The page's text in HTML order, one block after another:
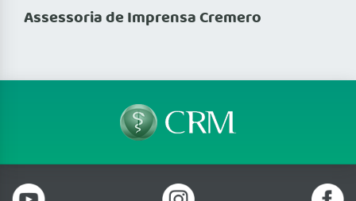
Assessoria de Imprensa Cremero